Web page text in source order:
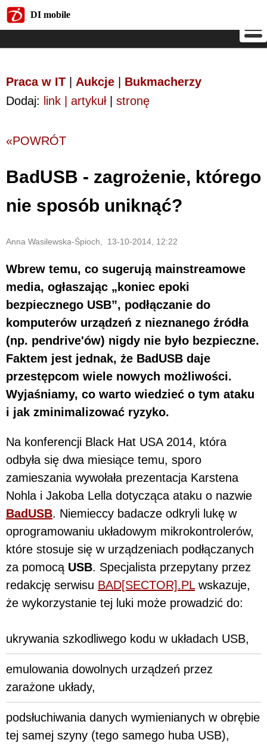
DI mobile
Praca w IT Aukcje
Bukmacherzy
Dodaj: link | artykuł| stronę
«POWRÓT
BadUSB - zagrożenie, którego
nie sposób uniknąć?
Anna Wasilewska-Śpioch, 13-10-2014, 12:22
Wbrew temu, co sugerują mainstreamowe
media, ogłaszając „koniec epoki
bezpiecznego USB”, podłączanie do
komputerów urządzeń z nieznanego źródła
(np. pendrive'ów) nigdy nie było bezpieczne.
Faktem jest jednak, że BadUSB daje
przestępcom wiele nowych możliwości.
Wyjaśniamy, co warto wiedzieć o tym ataku
i jak zminimalizować ryzyko.
Na konferencji Black Hat USA 2014, która
odbyła się dwa miesiące temu, sporo
zamieszania wywołała prezentacja Karstena
Nohla i Jakoba Lella dotycząca ataku o nazwie
BadUSB. Niemieccy badacze odkryli lukę w
oprogramowaniu układowym mikrokontrolerów,
które stosuje się w urządzeniach podłączanych
za pomocą USB. Specjalista przepytany przez
redakcję serwisu BAD[SECTOR].PLwskazuje,
że wykorzystanie tej luki może prowadzić do:
ukrywania szkodliwego kodu w układach USB,
emulowania dowol­nych urządzeń przez
zarażone układy,
pod­słuchiwania danych wymienianych w obrębie
tej samej szyny (tego samego huba USB),
DI mobile